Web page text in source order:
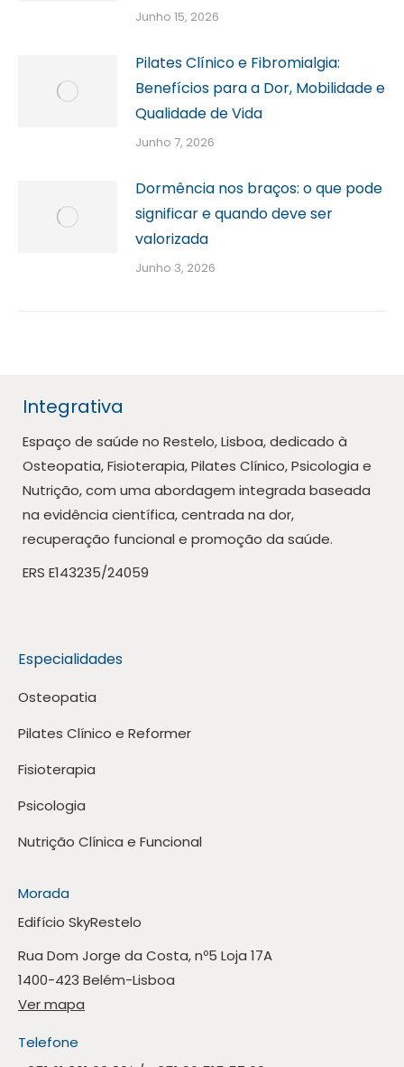
Junho 15, 2026
Pilates Clínico e Fibromialgia:
Benefícios para a Dor, Mobilidade e
Qualidade de Vida
Junho 7, 2026
Dormência nos braços: o que pode
significar e quando deve ser
valorizada
Junho 3, 2026
Integrativa
Espaço de saúde no Restelo, Lisboa, dedicado à
Osteopatia, Fisioterapia, Pilates Clínico, Psicologia e
Nutrição, com uma abordagem integrada baseada
na evidência científica, centrada na dor,
recuperação funcional e promoção da saúde.
ERS E143235/24059
Especialidades
Osteopatia
Pilates Clínico e Reformer
Fisioterapia
Psicologia
Nutrição Clínica e Funcional
Morada
Edifício SkyRestelo
Rua Dom Jorge da Costa, nº5 Loja 17A
1400-423 Belém-Lisboa
Ver mapa
Telefone